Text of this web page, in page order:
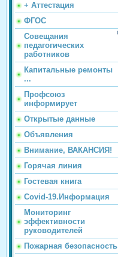
+ Аттестация
ФГОС
Совещания
педагогических
работников
Капитальные ремонты
...
Профсоюз
информирует
Открытые данные
Объявления
Внимание, ВАКАНСИЯ!
Горячая линия
Гостевая книга
Covid-19.Информация
Мониторинг
эффективности
руководителей
Пожарная безопасность